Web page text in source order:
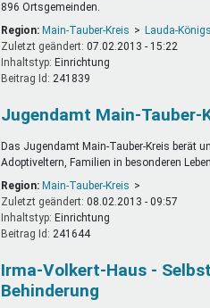
896 Ortsgemeinden.
Region: Main-Tauber-Kreis
Lauda-
Zuletzt geändert:07.02.2013 - 15:22
Inhaltstyp:
einrichtung
Beitrag Id:241839
Jugendamt Main-Tauber-
Das Jugendamt Main-Tauber-Kreis berät
Adoptiveltern, Familien in besonderen
Region: Main-Tauber-Kreis
Zuletzt geändert:08.02.2013 - 09:57
Inhaltstyp:
einrichtung
Beitrag Id:241644
Irma-Volkert-Haus -
Behinderung